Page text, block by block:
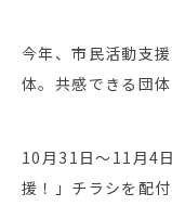
今年、市民活動支
体。共感できる団
10月31日〜11月4
援！」チラシを配